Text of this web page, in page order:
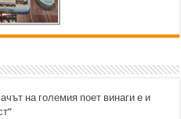
на големия поет винаги е и